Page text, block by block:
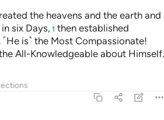
the heavens and the earth and
six Days, 1 then established
is˺ the Most Compassionate!
All-Knowledgeable about Himself.